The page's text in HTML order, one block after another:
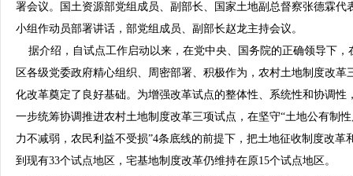
署会议。国土资源部党组成员、副部长、国家土地副总督察张德霖
小组作动员部署讲话，部党组成员、副部长赵龙主持会议。
据介绍，自试点工作启动以来，在党中央、国务院的正确领导下，
区各级党委政府精心组织、周密部署、积极作为，农村土地制度改
化改革奠定了良好基础。为增强改革试点的整体性、系统性和协调
一步统筹协调推进农村土地制度改革三项试点，在坚守“土地公有制
力不减弱，农民利益不受损”4条底线的前提下，把土地征收制度改
到现有33个试点地区，宅基地制度改革仍维持在原15个试点地区。